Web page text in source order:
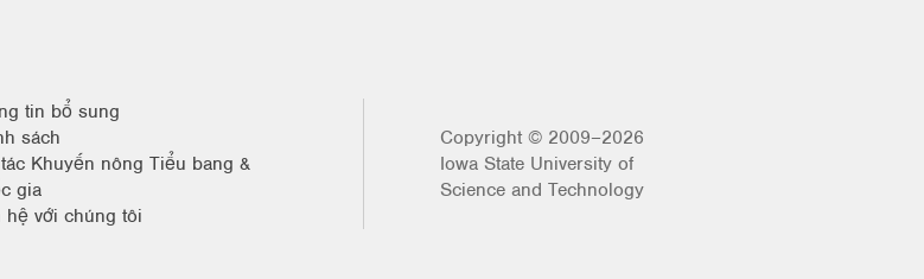
tin bổ sung
sách
Khuyến nông Tiểu bang &
gia
hệ với chúng tôi
Copyright © 2009–2026
Iowa State University of
Science and Technology